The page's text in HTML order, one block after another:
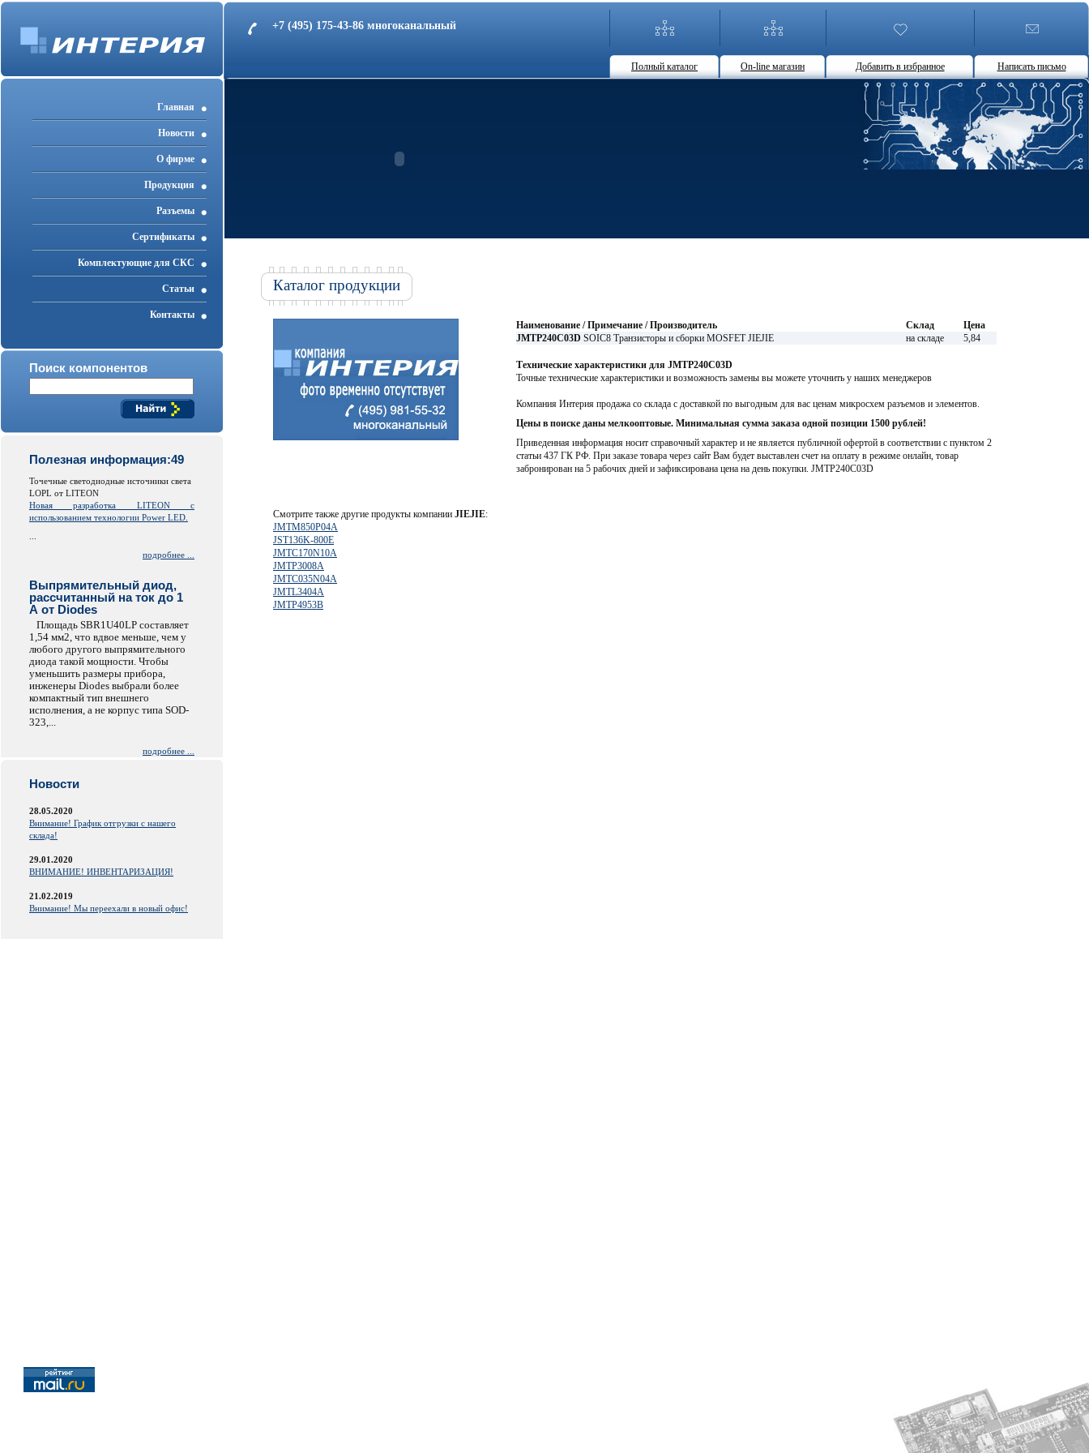
+7 (495) 175-43-86 многоканальный
Полный каталог On-line магазин Добавить в избранное Написать письмо
Главная
Новости
О фирме
Продукция
Разъемы
Cертификаты
Комплектующие для СКС
Статьи
Контакты
Поиск компонентов
Полезная информация:49
Точечные светодиодные источники света
LOPL от LITEON
Новая разработка LITEON с
использованием технологии Power LED.
подробнее ...
Выпрямительный диод,
рассчитанный на ток до 1
А от Diodes
Площадь SBR1U40LP составляет
1,54 мм2, что вдвое меньше, чем у
любого другого выпрямительного
диода такой мощности. Чтобы
уменьшить размеры прибора,
инженеры Diodes выбрали более
компактный тип внешнего
исполнения, а не корпус типа SOD-
323,...
подробнее ...
Новости
28.05.2020
Внимание! График отгрузки с нашего
склада!
29.01.2020
ВНИМАНИЕ! ИНВЕНТАРИЗАЦИЯ!
21.02.2019
Внимание! Мы переехали в новый офис!
Каталог продукции
Наименование / Примечание / Производитель Склад
Цена
JMTP240C03D SOIC8 Транзисторы и сборки MOSFET JIEJIE на складе 5,84
Технические характеристики для JMTP240C03D
Точные технические характеристики и возможность замены вы можете уточнить у наших менеджеров
Компания Интерия продажа со склада с доставкой по выгодным для вас ценам микросхем разъемов и элементов.
Цены в поиске даны мелкооптовые. Минимальная сумма заказа одной позиции 1500 рублей!
Приведенная информация носит справочный характер и не является публичной офертой в соответствии с пунктом 2
статьи 437 ГК РФ. При заказе товара через сайт Вам будет выставлен счет на оплату в режиме онлайн, товар
забронирован на 5 рабочих дней и зафиксирована цена на день покупки. JMTP240C03D
Смотрите также другие продукты компании JIEJIE:
JMTM850P04A
JST136K-800E
JMTC170N10A
JMTP3008A
JMTC035N04A
JMTL3404A
JMTP4953B